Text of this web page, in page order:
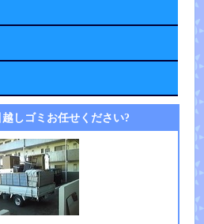
しゴミお任せください?